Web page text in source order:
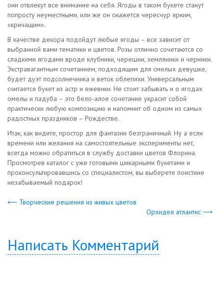
они отвлекут все внимание на себя. Ягоды в таком букете станут
попросту неуместными, или же он окажется чересчур ярким,
«кричащим».
В качестве декора подойдут любые ягоды – все зависит от
выбранной вами тематики и цветов. Розы отлично сочетаются со
сладкими ягодами вроде клубники, черешни, земляники и черники.
Экстравагантным сочетанием, подходящим для смелых девушке,
будет дуэт подсолнечника и веток облепихи. Универсальным
считается букет из астр и ежевики. Не стоит забывать и о ягодах
омелы и падуба – это бело-алое сочетание украсит собой
практически любую композицию и напомнит об одном из самых
радостных праздников – Рождестве.
Итак, как видите, простор для фантазии безграничный. Ну а если
времени или желания на самостоятельные эксперименты нет,
всегда можно обратиться в службу доставки цветов Флорина.
Просмотрев каталог с уже готовыми шикарными букетами и
проконсультировавшись со специалистом, вы выберете поистине
незабываемый подарок!
⟵ Творческие решения из живых цветов
Орхидея атлантис ⟶
Написать Комментарий